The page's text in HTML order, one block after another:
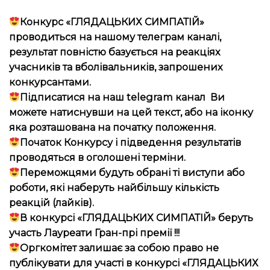
Конкурс «ГЛЯДАЦЬКИХ СИМПАТІЙ»
проводиться на нашому телеграм каналі,
результат повністю базується на реакціях
учасників та вболівальників, запрошених
конкурсантами.
Підписатися на наш telegram канал Ви
можете натиснувши на цей текст, або на іконку
яка розташована на початку положення.
Початок Конкурсу і підведення результатів
проводяться в оголошені терміни.
Переможцями будуть обрані ті виступи або
роботи, які наберуть найбільшу кількість
реакцій (лайків).
В конкурсі «ГЛЯДАЦЬКИХ СИМПАТІЙ» беруть
участь Лауреати Гран-прі премії !!!
Оргкомітет залишає за собою право не
публікувати для участі в конкурсі «ГЛЯДАЦЬКИХ